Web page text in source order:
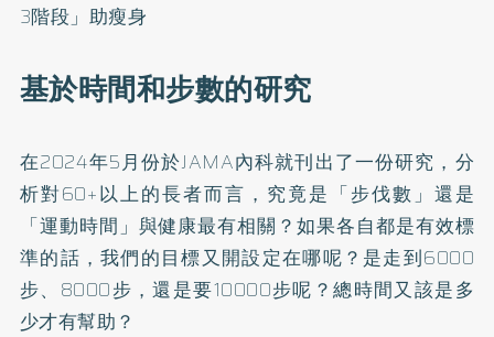
3階段」助瘦身
基於時間和步數的研究
在2024年5月份於JAMA內科就刊出了一份研究 ，分
析對60+以上的長者而言，究竟是「步伐數」還是
「運動時間」與健康最有相關？如果各自都是有效標
準的話，我們的目標又開設定在哪呢？是走到6000
步、8000步，還是要10000步呢？總時間又該是多
少才有幫助？